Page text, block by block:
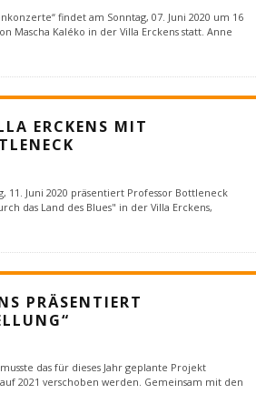
findet am Sonntag, 07. Juni 2020 um 16
Mascha Kaléko in der Villa Erckens statt. Anne
ERCKENS MIT
11. Juni 2020 präsentiert Professor Bottleneck
das Land des Blues" in der Villa Erckens,
PRÄSENTIERT
das für dieses Jahr geplante Projekt
2021 verschoben werden. Gemeinsam mit den